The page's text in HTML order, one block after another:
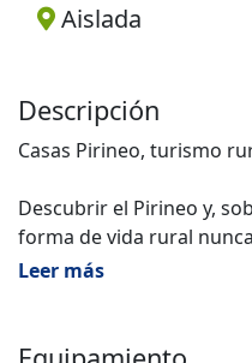
Aislada
Descripción
Casas Pirineo, turismo
Descubrir el Pirineo y,
forma de vida rural
pantano y bajo las
Leer más